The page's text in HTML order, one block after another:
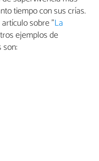
tiempo con sus crías.
sobre "La
ejemplos de
son: